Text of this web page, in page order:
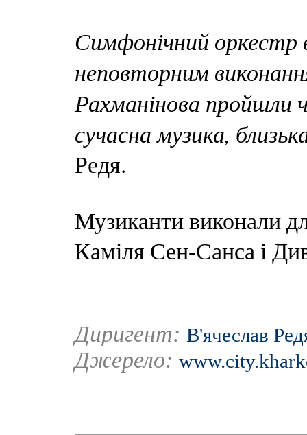
Симфонічний оркестр
неповторним
Рахманінова пройшли
сучасна музика,
Редя.
Музиканти виконали
Каміля Сен-Санса і
Диригент: В'ячеслав
Джерело: